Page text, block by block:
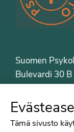
Suomen
Bulevardi 30 B
Puh. 09-6122
Tämä sivusto